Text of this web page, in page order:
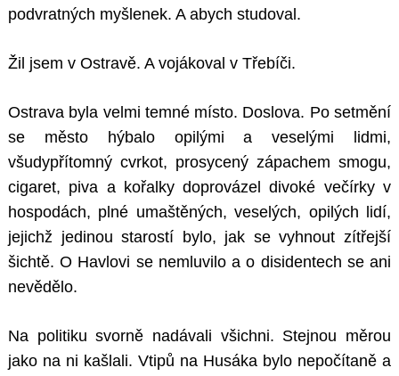
podvratných myšlenek. A abych studoval.
Žil jsem v Ostravě. A vojákoval v Třebíči.
Ostrava byla velmi temné místo. Doslova. Po setmění
se město hýbalo opilými a veselými lidmi,
všudypřítomný cvrkot, prosycený zápachem smogu,
cigaret, piva a kořalky doprovázel divoké večírky v
hospodách, plné umaštěných, veselých, opilých lidí,
jejichž jedinou starostí bylo, jak se vyhnout zítřejší
šichtě. O Havlovi se nemluvilo a o disidentech se ani
nevědělo.
Na politiku svorně nadávali všichni. Stejnou měrou
jako na ni kašlali. Vtipů na Husáka bylo nepočítaně a